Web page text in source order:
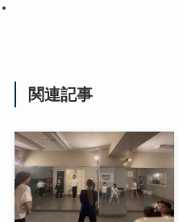
関連記事